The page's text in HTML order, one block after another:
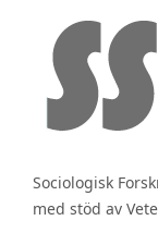
Sociologisk
med stöd av